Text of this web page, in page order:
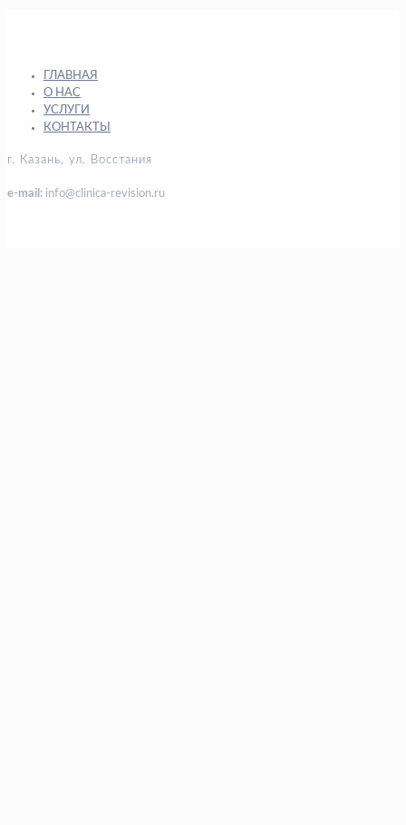
ГЛАВНАЯ
О НАС
УСЛУГИ
КОНТАКТЫ
г. Казань, ул. Восстания
e-mail: info@clinica-revision.ru